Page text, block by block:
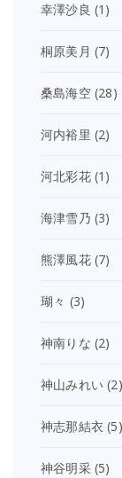
幸澤沙良 (1)
桐原美月 (7)
桑島海空(28)
河内裕里 (2)
河北彩花(1)
海津雪乃 (3)
熊澤風花(7)
瑚々 (3)
神南りな (2)
神山みれい (2)
神志那結衣 (5)
神谷明采(5)